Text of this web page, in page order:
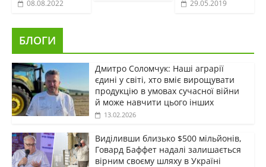
08.08.2022 29.05.2019
БЛОГИ
Дмитро Соломчук: Наші аграрії
єдині у світі, хто вміє вирощувати
продукцію в умовах сучасної війни
й може навчити цього інших
13.02.2026
Виділивши близько $500 мільйонів,
Говард Баффет надалі залишається
вірним своєму шляху в Україні